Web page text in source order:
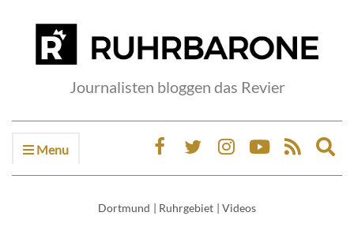
Journalisten bloggen das Revier
Menu
Dortmund | Ruhrgebiet | Videos